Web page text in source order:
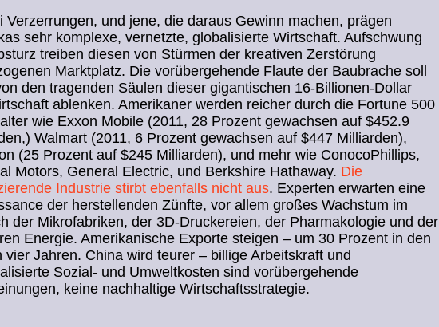
Verzerrungen, und jene, die daraus Gewinn machen, prägen
sehr komplexe, vernetzte, globalisierte Wirtschaft. Aufschwung
treiben diesen von Stürmen der kreativen Zerstörung
Marktplatz. Die vorübergehende Flaute der Baubrache soll
den tragenden Säulen dieser gigantischen 16-Billionen-Dollar
ablenken. Amerikaner werden reicher durch die Fortune 500
wie Exxon Mobile (2011, 28 Prozent gewachsen auf $452.9
Walmart (2011, 6 Prozent gewachsen auf $447 Milliarden),
(25 Prozent auf $245 Milliarden), und mehr wie ConocoPhillips,
Motors, General Electric, und Berkshire Hathaway. Die
Industrie stirbt ebenfalls nicht aus. Experten erwarten eine
der herstellenden Zünfte, vor allem großes Wachstum im
der Mikrofabriken, der 3D-Druckereien, der Pharmakologie und der
Energie. Amerikanische Exporte steigen – um 30 Prozent in den
vier Jahren. China wird teurer – billige Arbeitskraft und
Sozial- und Umweltkosten sind vorübergehende
keine nachhaltige Wirtschaftsstrategie.